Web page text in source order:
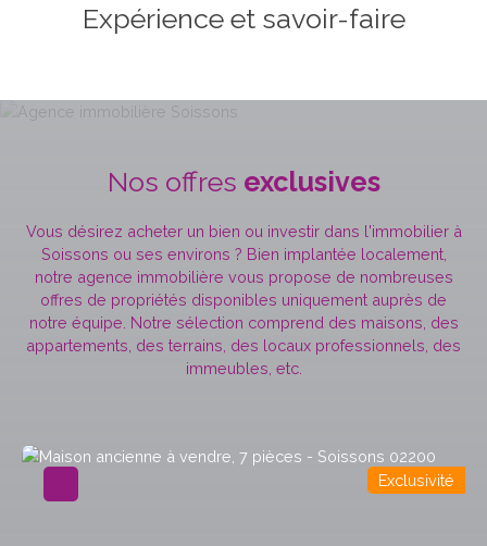
Expérience et savoir-faire
Nos offres exclusives
Vous désirez acheter un bien ou investir dans l'immobilier à
Soissons ou ses environs ? Bien implantée localement,
notre agence immobilière vous propose de nombreuses
offres de propriétés disponibles uniquement auprès de
notre équipe. Notre sélection comprend des maisons, des
appartements, des terrains, des locaux professionnels, des
immeubles, etc.
Exclusivité